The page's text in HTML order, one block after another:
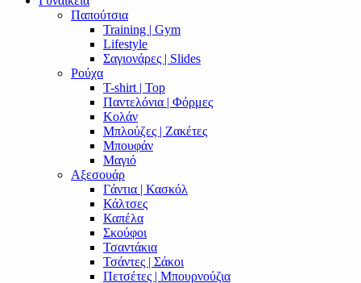
Παπούτσια
Training | Gym
Lifestyle
Σαγιονάρες | Slides
Ρούχα
T-shirt | Top
Παντελόνια | Φόρμες
Κολάν
Μπλούζες | Ζακέτες
Μπουφάν
Μαγιό
Αξεσουάρ
Γάντια | Κασκόλ
Κάλτσες
Καπέλα
Σκούφοι
Τσαντάκια
Τσάντες | Σάκοι
Πετσέτες | Μπουρνούζια